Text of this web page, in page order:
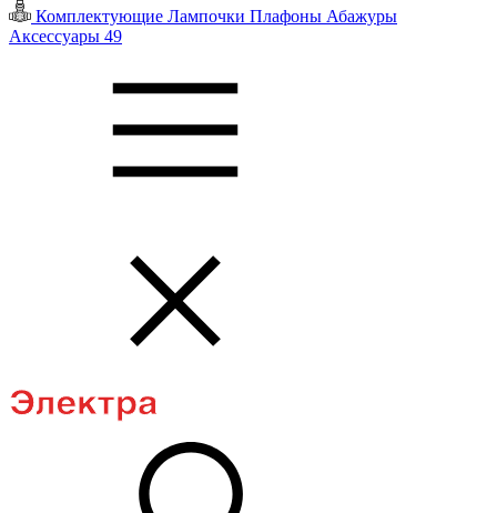
Комплектующие Лампочки Плафоны Абажуры
Аксессуары 49